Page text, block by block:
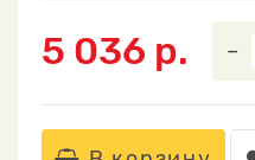
5 036 р. –